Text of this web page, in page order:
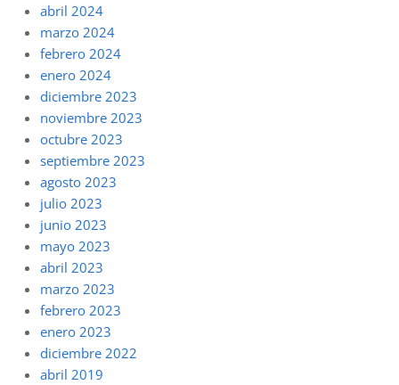
abril 2024
marzo 2024
febrero 2024
enero 2024
diciembre 2023
noviembre 2023
octubre 2023
septiembre 2023
agosto 2023
julio 2023
junio 2023
mayo 2023
abril 2023
marzo 2023
febrero 2023
enero 2023
diciembre 2022
abril 2019